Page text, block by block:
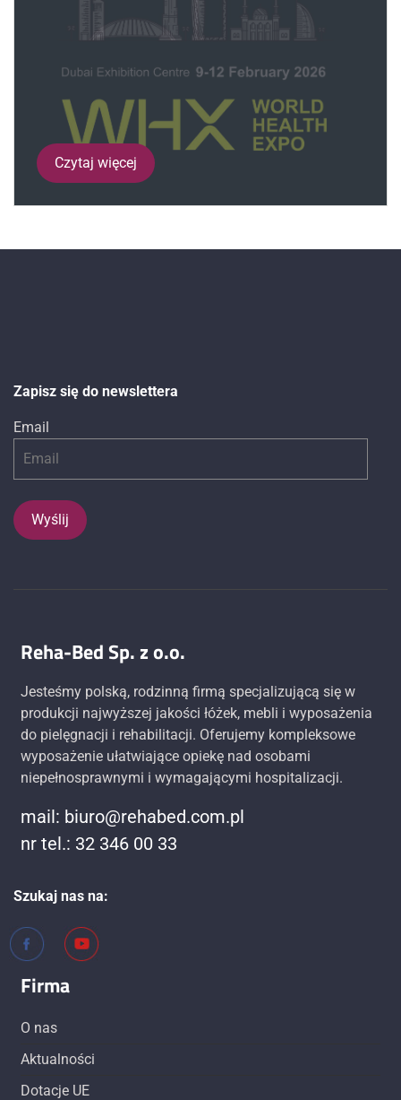
Czytaj więcej
Zapisz się do newslettera
Email
Reha-Bed Sp. z o.o.
Jesteśmy polską, rodzinną firmą specjalizującą się w
produkcji najwyższej jakości łóżek, mebli i wyposażenia
do pielęgnacji i rehabilitacji. Oferujemy kompleksowe
wyposażenie ułatwiające opiekę nad osobami
niepełnosprawnymi i wymagającymi hospitalizacji.
mail: biuro@rehabed.com.pl
nr tel.: 32 346 00 33
Szukaj nas na:
Firma
O nas
Aktualności
Dotacje UE